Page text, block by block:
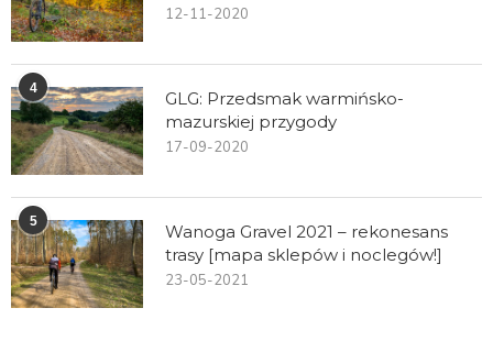
12-11-2020
4
GLG: Przedsmak warmińsko-
mazurskiej przygody
17-09-2020
5
Wanoga Gravel 2021 – rekonesans
trasy [mapa sklepów i noclegów!]
23-05-2021